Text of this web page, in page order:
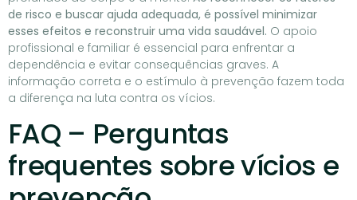
de risco e buscar ajuda adequada, é possível minimizar
esses efeitos e reconstruir uma vida saudável. O apoio
profissional e familiar é essencial para enfrentar a
dependência e evitar consequências graves. A
informação correta e o estímulo à prevenção fazem toda
a diferença na luta contra os vícios.
FAQ – Perguntas
frequentes sobre vícios e